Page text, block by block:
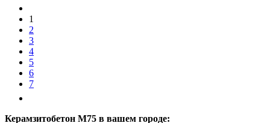
1
2
3
4
5
6
7
Керамзитобетон М75 в вашем городе: